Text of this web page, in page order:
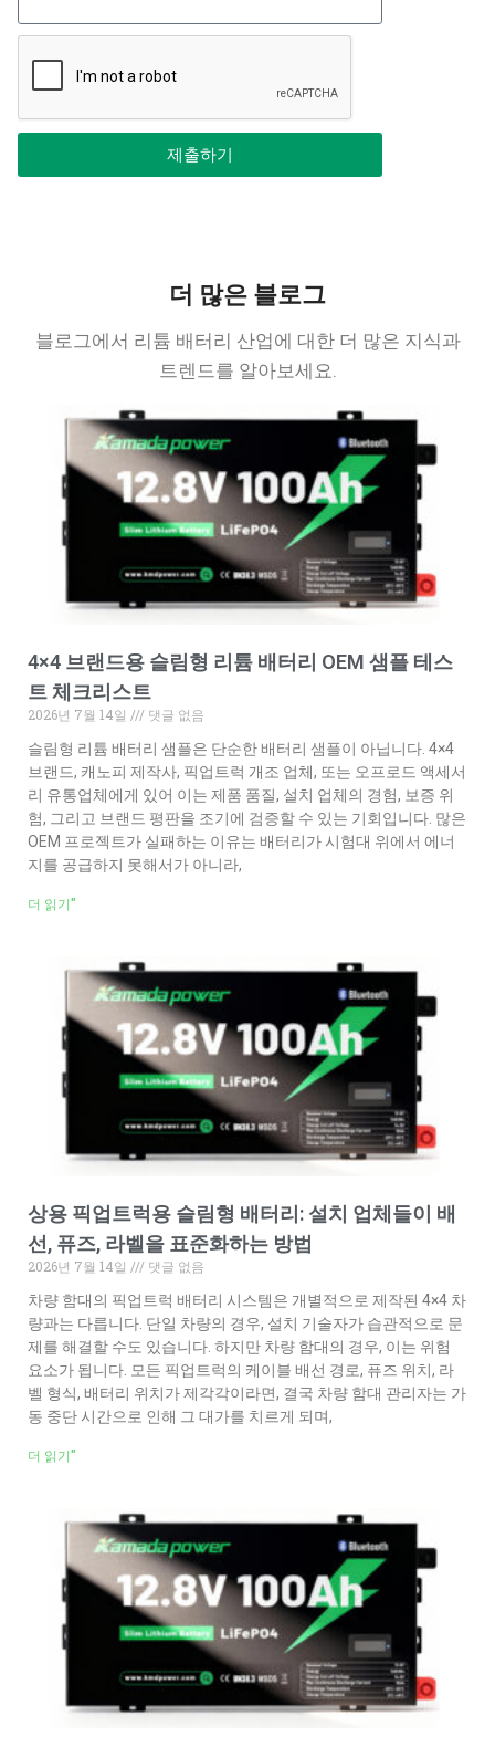
제출하기
더 많은 블로그
블로그에서 리튬 배터리 산업에 대한 더 많은 지식과
트렌드를 알아보세요.
4×4 브랜드용 슬림형 리튬 배터리 OEM 샘플 테스
트 체크리스트
2026년 7월 14일
댓글 없음
슬림형 리튬 배터리 샘플은 단순한 배터리 샘플이 아닙니다. 4×4
브랜드, 캐노피 제작사, 픽업트럭 개조 업체, 또는 오프로드 액세서
리 유통업체에게 있어 이는 제품 품질, 설치 업체의 경험, 보증 위
험, 그리고 브랜드 평판을 조기에 검증할 수 있는 기회입니다. 많은
OEM 프로젝트가 실패하는 이유는 배터리가 시험대 위에서 에너
지를 공급하지 못해서가 아니라,
더 읽기"
상용 픽업트럭용 슬림형 배터리: 설치 업체들이 배
선, 퓨즈, 라벨을 표준화하는 방법
2026년 7월 14일
댓글 없음
차량 함대의 픽업트럭 배터리 시스템은 개별적으로 제작된 4×4 차
량과는 다릅니다. 단일 차량의 경우, 설치 기술자가 습관적으로 문
제를 해결할 수도 있습니다. 하지만 차량 함대의 경우, 이는 위험
요소가 됩니다. 모든 픽업트럭의 케이블 배선 경로, 퓨즈 위치, 라
벨 형식, 배터리 위치가 제각각이라면, 결국 차량 함대 관리자는 가
동 중단 시간으로 인해 그 대가를 치르게 되며,
더 읽기"